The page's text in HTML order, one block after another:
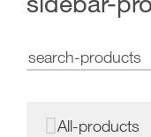
All-products